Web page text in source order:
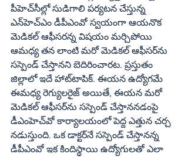
పీహెచ్‌సీల్లో సుడిగాలి పర్యటన చేస్తున్న
ఎన్‌హెచ్‌ఎం డీపీఎంవో స్వయంగా ఆయనొక
మెడికల్‌ ఆఫీసరన్న విషయం మర్చిపోయి
ఆమధ్య తన లాంటి మరో మెడికల్‌ ఆఫీసర్‌ను
సస్పెండ్‌ చేస్తానని బెదిరించారట. ప్రస్తుతం
జిల్లాలో ఇదే హాట్‌టాపిక్‌. ఈయన ఉద్యోగమే
ఈమధ్య రెగ్యులరైజ్‌ అయితే, ఈయన మరో
మెడికల్‌ ఆఫీసర్‌ను సస్పెండ్‌ చేస్తాననడంపై
డీఎంహెచ్‌వో కార్యాలయంలో పెద్ద ఎత్తున చర్చ
నడుస్తుంది. ఒక డాక్టర్‌నే సస్పెండ్‌ చేస్తానన్న
డీపీఎంవో ఇక కిందిస్థాయి ఉద్యోగులతో ఎలా